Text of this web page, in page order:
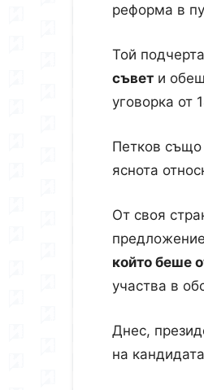
реформа в
Той
съвет и
уговорка от
Петков също
яснота
От своя
който беше
участва в
Днес,
на